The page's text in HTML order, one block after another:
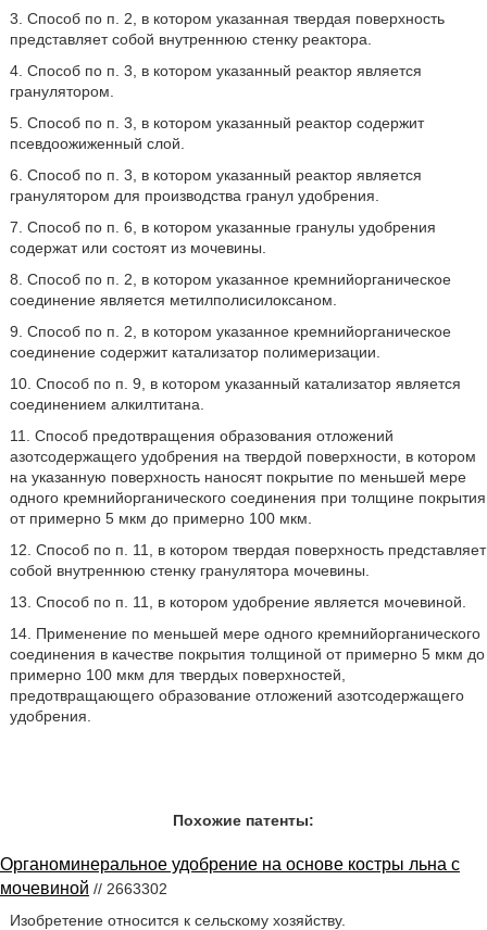
3. Способ по п. 2, в котором указанная твердая поверхность
представляет собой внутреннюю стенку реактора.
4. Способ по п. 3, в котором указанный реактор является
гранулятором.
5. Способ по п. 3, в котором указанный реактор содержит
псевдоожиженный слой.
6. Способ по п. 3, в котором указанный реактор является
гранулятором для производства гранул удобрения.
7. Способ по п. 6, в котором указанные гранулы удобрения
содержат или состоят из мочевины.
8. Способ по п. 2, в котором указанное кремнийорганическое
соединение является метилполисилоксаном.
9. Способ по п. 2, в котором указанное кремнийорганическое
соединение содержит катализатор полимеризации.
10. Способ по п. 9, в котором указанный катализатор является
соединением алкилтитана.
11. Способ предотвращения образования отложений
азотсодержащего удобрения на твердой поверхности, в котором
на указанную поверхность наносят покрытие по меньшей мере
одного кремнийорганического соединения при толщине покрытия
от примерно 5 мкм до примерно 100 мкм.
12. Способ по п. 11, в котором твердая поверхность представляет
собой внутреннюю стенку гранулятора мочевины.
13. Способ по п. 11, в котором удобрение является мочевиной.
14. Применение по меньшей мере одного кремнийорганического
соединения в качестве покрытия толщиной от примерно 5 мкм до
примерно 100 мкм для твердых поверхностей,
предотвращающего образование отложений азотсодержащего
удобрения.
Похожие патенты:
Органоминеральное удобрение на основе костры льна с
мочевиной // 2663302
Изобретение относится к сельскому хозяйству.